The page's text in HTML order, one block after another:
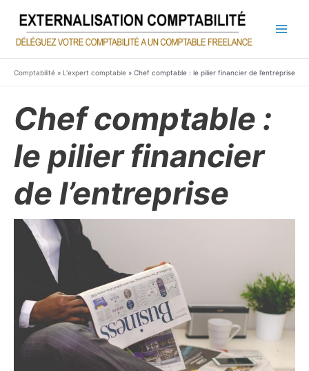
contenu
Comptabilité » L'expert comptable » Chef comptable : le pilier financier de l’entreprise
Chef comptable :
le pilier financier
de l’entreprise